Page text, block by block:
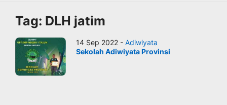
Tag: DLH jatim
14 Sep 2022 - Adiwiyata
Sekolah Adiwiyata Provinsi